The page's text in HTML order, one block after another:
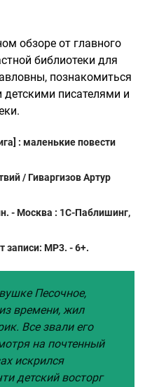
обзоре от главного
библиотеки для
познакомиться
писателями и
: маленькие повести
/ Гиваргизов Артур
- Москва : 1C-Паблишинг,
записи: МР3. - 6+.
Песочное,
времени, жил
Все звали его
на почтенный
искрился
детский восторг